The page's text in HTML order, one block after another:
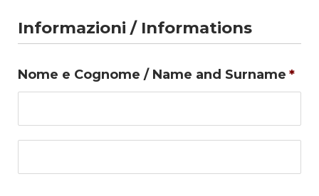
Informazioni / Informations
Nome e Cognome / Name and Surname *